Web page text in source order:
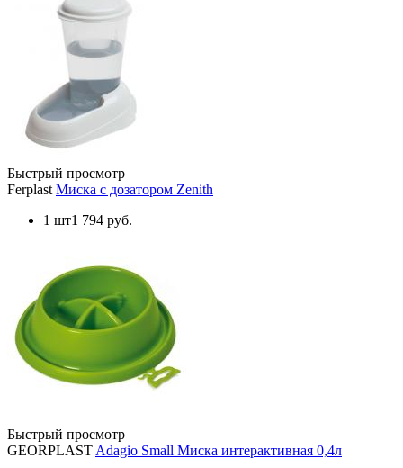
Быстрый просмотр
Ferplast Миска с дозатором Zenith
1 шт1 794 руб.
Быстрый просмотр
GEORPLAST Adagio Small Миска интерактивная 0,4л